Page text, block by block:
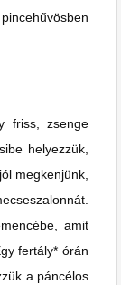
friss, zsenge
helyezzük,
megkenjünk,
amit
fertály* órán
a páncélos